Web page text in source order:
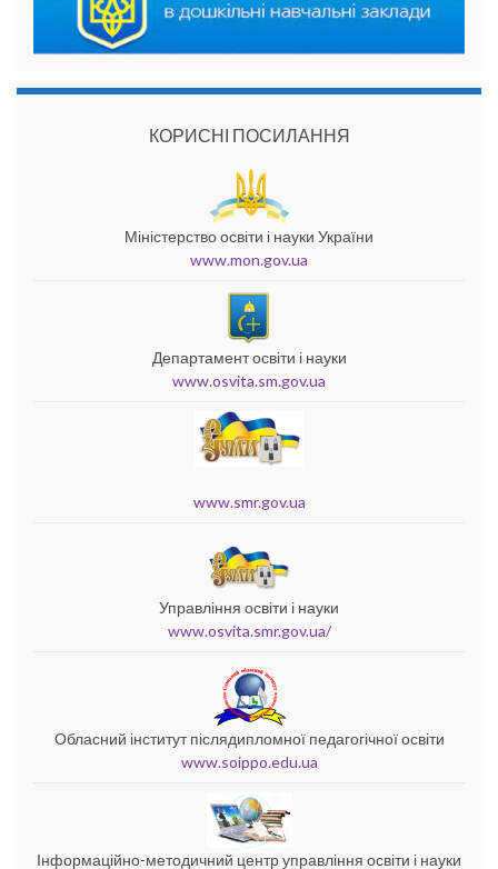
КОРИСНІ ПОСИЛАННЯ
Міністерство освіти і науки України
www.mon.gov.ua
Департамент освіти і науки
www.osvita.sm.gov.ua
www.smr.gov.ua
Управління освіти і науки
www.osvita.smr.gov.ua/
Обласний інститут післядипломної педагогічної освіти
www.soippo.edu.ua
Інформаційно-методичний центр управління освіти і науки